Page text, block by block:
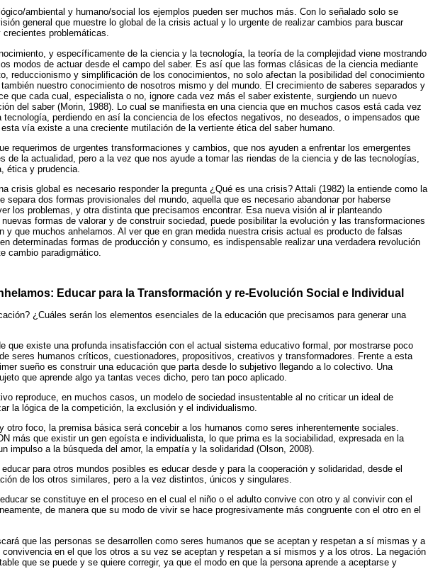
ambiental y humano/social los ejemplos pueden ser muchos más. Con lo señalado solo se
general que muestre lo global de la crisis actual y lo urgente de realizar cambios para buscar
problemáticas.
y específicamente de la ciencia y la tecnología, la teoría de la complejidad viene mostrando
modos de actuar desde el campo del saber. Es así que las formas clásicas de la ciencia mediante
reduccionismo y simplificación de los conocimientos, no solo afectan la posibilidad del conocimiento
nuestro conocimiento de nosotros mismo y del mundo. El crecimiento de saberes separados y
que cada cual, especialista o no, ignore cada vez más el saber existente, surgiendo un nuevo
del saber (Morin, 1988). Lo cual se manifiesta en una ciencia que en muchos casos está cada vez
tecnología, perdiendo en así la conciencia de los efectos negativos, no deseados, o impensados que
vía existe a una creciente mutilación de la vertiente ética del saber humano.
requerimos de urgentes transformaciones y cambios, que nos ayuden a enfrentar los emergentes
de la actualidad, pero a la vez que nos ayude a tomar las riendas de la ciencia y de las tecnologías,
ética y prudencia.
crisis global es necesario responder la pregunta ¿Qué es una crisis? Attali (1982) la entiende como la
separa dos formas provisionales del mundo, aquella que es necesario abandonar por haberse
los problemas, y otra distinta que precisamos encontrar. Esa nueva visión al ir planteando
formas de valorar y de construir sociedad, puede posibilitar la evolución y las transformaciones
y que muchos anhelamos. Al ver que en gran medida nuestra crisis actual es producto de falsas
determinadas formas de producción y consumo, es indispensable realizar una verdadera revolución
cambio paradigmático.
Educar para la Transformación y re-Evolución Social e Individual
¿Cuáles serán los elementos esenciales de la educación que precisamos para generar una
que existe una profunda insatisfacción con el actual sistema educativo formal, por mostrarse poco
seres humanos críticos, cuestionadores, propositivos, creativos y transformadores. Frente a esta
sueño es construir una educación que parta desde lo subjetivo llegando a lo colectivo. Una
que aprende algo ya tantas veces dicho, pero tan poco aplicado.
reproduce, en muchos casos, un modelo de sociedad insustentable al no criticar un ideal de
la lógica de la competición, la exclusión y el individualismo.
otro foco, la premisa básica será concebir a los humanos como seres inherentemente sociales.
más que existir un gen egoísta e individualista, lo que prima es la sociabilidad, expresada en la
impulso a la búsqueda del amor, la empatía y la solidaridad (Olson, 2008).
para otros mundos posibles es educar desde y para la cooperación y solidaridad, desde el
de los otros similares, pero a la vez distintos, únicos y singulares.
se constituye en el proceso en el cual el niño o el adulto convive con otro y al convivir con el
de manera que su modo de vivir se hace progresivamente más congruente con el otro en el
que las personas se desarrollen como seres humanos que se aceptan y respetan a sí mismas y a
en el que los otros a su vez se aceptan y respetan a sí mismos y a los otros. La negación
que se puede y se quiere corregir, ya que el modo en que la persona aprende a aceptarse y